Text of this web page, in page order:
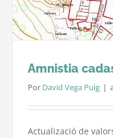
Amnistia
Por David Vega Puig |
Actualizació de